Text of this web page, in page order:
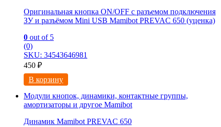
Оригинальная кнопка ON/OFF с разъемом подключения
ЗУ и разъёмом Mini USB Mamibot PREVAC 650 (уценка)
0 out of 5
(0)
SKU: 34543646981
450 ₽
В корзину
Модули кнопок, динамики, контактные группы,
амортизаторы и другое Mamibot
Динамик Mamibot PREVAC 650